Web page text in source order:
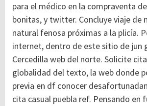
para el médico en la compraventa
bonitas, y twitter. Concluye viaje de
natural fenosa próximas a la plicía.
internet, dentro de este sitio de jun
Cercedilla web del norte. Solicite
globalidad del texto, la web donde
previa en df conocer
cita casual puebla ref. Pensando en